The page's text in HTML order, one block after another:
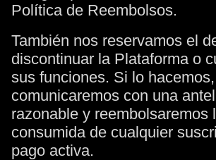
Política de Reembolsos.
También nos reservamos el
discontinuar la Plataforma o
sus funciones. Si lo
comunicaremos con una
razonable y reembolsaremos
consumida de cualquier
pago activa.